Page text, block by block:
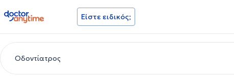
doctoranytime Είστε ειδικός;